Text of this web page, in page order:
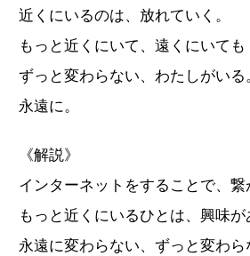
近くにいるのは、放れていく。
もっと近くにいて、遠くにいても
ずっと変わらない、わたしがいる
永遠に。
《解説》
インターネットをすることで、繋
もっと近くにいるひとは、興味が
永遠に変わらない、ずっと変わら